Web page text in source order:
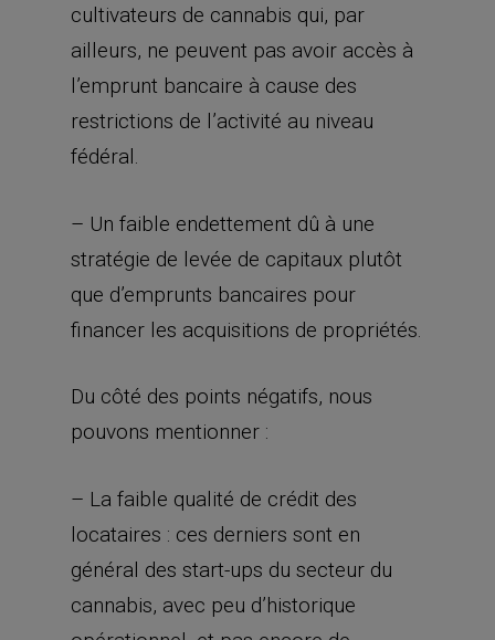
fédéral.
– Un faible endettement dû à une
stratégie de levée de capitaux plutôt
que d’emprunts bancaires pour
Du côté des points négatifs, nous
pouvons mentionner :
locataires : ces derniers sont en
général des start-ups du secteur du
opérationnel, et pas encore de
profitabilité pour certaines d’entre
elles.